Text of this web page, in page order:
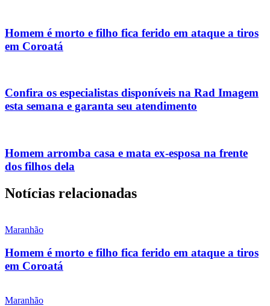
Homem é morto e filho fica ferido em ataque a tiros
em Coroatá
Confira os especialistas disponíveis na Rad Imagem
esta semana e garanta seu atendimento
Homem arromba casa e mata ex-esposa na frente
dos filhos dela
Notícias relacionadas
Maranhão
Homem é morto e filho fica ferido em ataque a tiros
em Coroatá
Maranhão